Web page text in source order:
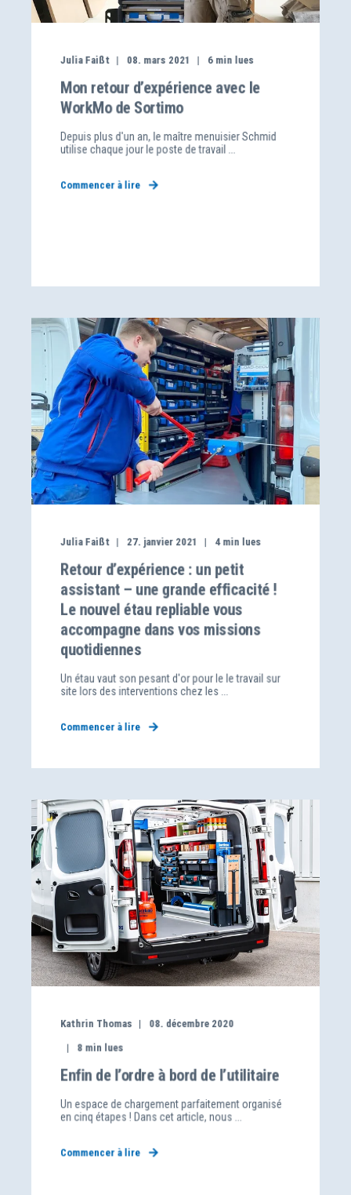
Julia Faißt 08. mars 2021 6 min lues
Mon retour d’expérience avec le
WorkMo de Sortimo
Depuis plus d'un an, le maître menuisier Schmid
utilise chaque jour le poste de travail ...
Commencer à lire
Julia Faißt 27. janvier 2021 4min lues
Retour d’expérience : un petit
assistant – une grande efficacité !
Le nouvel étau repliable vous
accompagne dans vos missions
quotidiennes
Un étau vaut son pesant d'or pour le le travail sur
site lors des interventions chez les ...
Commencer à lire
Kathrin Thomas
08. décembre 2020
8 min lues
Enfin de l’ordre à bord de l’utilitaire
Un espace de chargement parfaitement organisé
en cinq étapes ! Dans cet article, nous ...
Commencer à lire